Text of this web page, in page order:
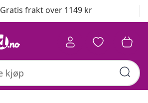
Gratis frakt over 1149 kr